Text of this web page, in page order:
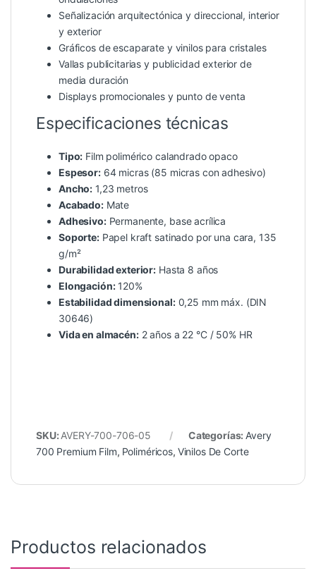
Señalización arquitectónica y direccional, interior
y exterior
Gráficos de escaparate y vinilos para cristales
Vallas publicitarias y publicidad exterior de
media duración
Displays promocionales y punto de venta
Especificaciones técnicas
Tipo: Film polimérico calandrado opaco
Espesor:64 micras (85 micras con adhesivo)
Ancho: 1,23 metros
Acabado:Mate
Adhesivo:Permanente, base acrílica
Soporte:Papel kraft satinado por una cara, 135
g/m²
Durabilidad exterior: Hasta 8 años
Elongación:120%
Estabilidad dimensional:0,25 mm máx. (DIN
30646)
Vida en almacén:2 años a 22 °C / 50% HR
SKU: AVERY-700-706-05 Categorías: Avery
700 Premium Film, Poliméricos, Vinilos De Corte
Productos relacionados